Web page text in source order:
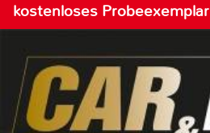
kostenloses Probeexemplar